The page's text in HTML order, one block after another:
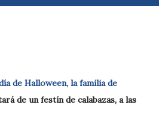
de Halloween, la familia de
de un festín de calabazas, a las